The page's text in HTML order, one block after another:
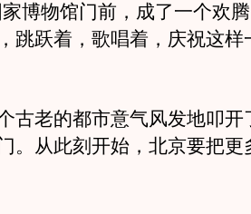
博物馆门前，成了一个欢
跳跃着，歌唱着，庆祝这样
老的都市意气风发地叩开
。从此刻开始，北京要把更